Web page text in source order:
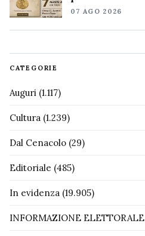
07 AGO 2026
CATEGORIE
Auguri (1.117)
Cultura (1.239)
Dal Cenacolo (29)
Editoriale (485)
In evidenza (19.905)
INFORMAZIONE ELETTORALE